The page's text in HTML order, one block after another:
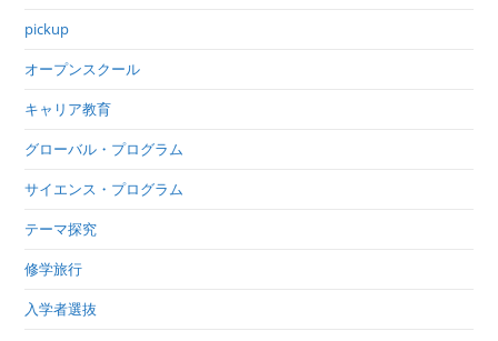
pickup
オープンスクール
キャリア教育
グローバル・プログラム
サイエンス・プログラム
テーマ探究
修学旅行
入学者選抜